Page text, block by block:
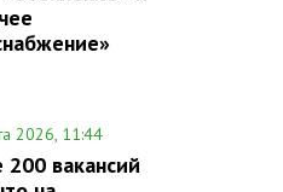
2026, 11:44
200 вакансий